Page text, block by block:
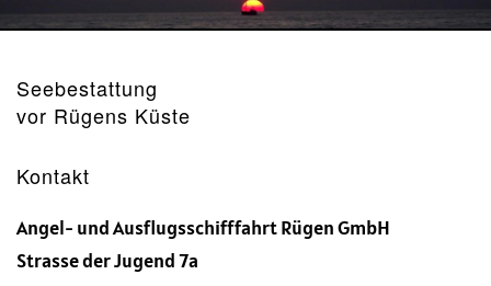
Seebestattung
vor Rügens Küste
Kontakt
Angel- und Ausflugsschifffahrt Rügen GmbH
Strasse der Jugend 7a